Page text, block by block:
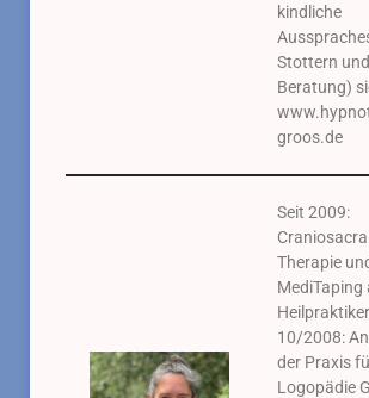
kindliche
Stottern
Beratung)
groos.de
Seit 2009:
Therapie
MediTaping
10/2008:
der Praxis
Logopädie